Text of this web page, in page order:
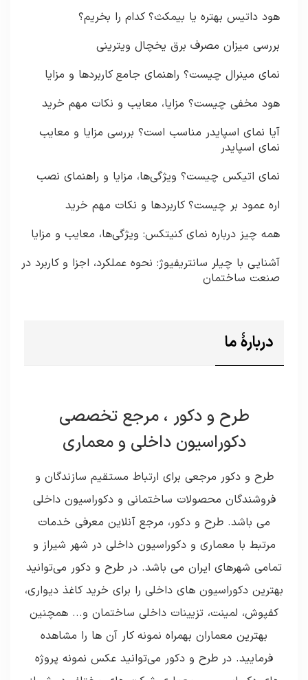
هود داتیس بهتره یا بیمکث؟ کدام را بخریم؟
بررسی میزان مصرف برق یخچال ویترینی
نمای مینرال چیست؟ راهنمای جامع کاربردها و مزایا
هود مخفی چیست؟ مزایا، معایب و نکات مهم خرید
آیا نمای اسپایدر مناسب است؟ بررسی مزایا و معایب
نمای اسپایدر
نمای اتیکس چیست؟ ویژگی‌ها، مزایا و راهنمای نصب
اره عمود بر چیست؟ کاربردها و نکات مهم خرید
همه چیز درباره نمای کنیتکس: ویژگی‌ها، معایب و مزایا
آشنایی با چیلر سانتریفیوژ: نحوه عملکرد، اجزا و کاربرد در
صنعت ساختمان
دربارۀ ما
طرح و دکور ، مرجع تخصصی
دکوراسیون داخلی و معماری
طرح و دکور مرجعی برای ارتباط مستقیم سازندگان و
فروشندگان محصولات ساختمانی و دکوراسیون داخلی
می باشد. طرح و دکور، مرجع آنلاین معرفی خدمات
مرتبط با معماری و دکوراسیون داخلی در شهر شیراز و
تمامی شهرهای ایران می باشد. در طرح و دکور می‌توانید
بهترین دکوراسیون های داخلی را برای خرید کاغذ دیواری،
کفپوش، لمینت، تزیینات داخلی ساختمان و... همچنین
بهترین معماران بهمراه نمونه کار آن ها را مشاهده
فرمایید. در طرح و دکور می‌توانید عکس نمونه پروژه